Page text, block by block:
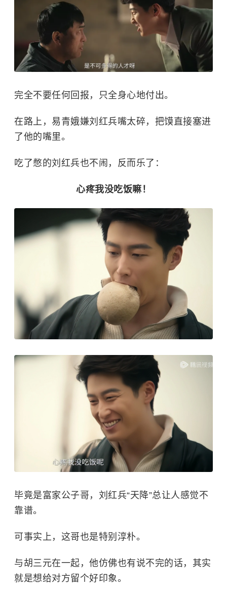
完全不要任何回报，只全身心地付出。
在路上，易青娥嫌刘红兵嘴太碎，把馍直接塞进
了他的嘴里。
吃了憋的刘红兵也不闹，反而乐了：
心疼我没吃饭嘛！
毕竟是富家公子哥，刘红兵“天降”总让人感觉不
靠谱。
可事实上，这哥也是特别淳朴。
与胡三元在一起，他仿佛也有说不完的话，其实
就是想给对方留个好印象。